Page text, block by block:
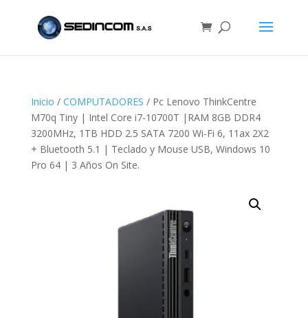
Inicio / COMPUTADORES / Pc Lenovo ThinkCentre
M70q Tiny | Intel Core i7-10700T |RAM 8GB DDR4
3200MHz, 1TB HDD 2.5 SATA 7200 Wi-Fi 6, 11ax 2X2
+ Bluetooth 5.1 | Teclado y Mouse USB, Windows 10
Pro 64 | 3 Años On Site.